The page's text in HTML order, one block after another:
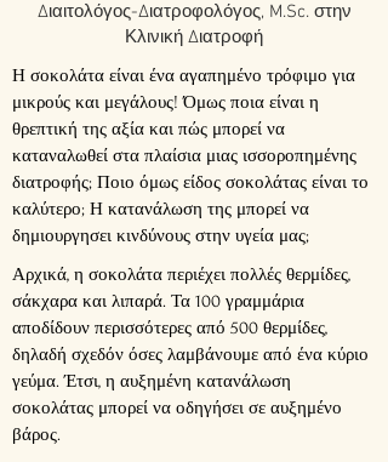
Διαιτολόγος-Διατροφολόγος, M.Sc. στην
Κλινική Διατροφή
Η σοκολάτα είναι ένα αγαπημένο τρόφιμο για
μικρούς και μεγάλους! Όμως ποια είναι η
θρεπτική της αξία και πώς μπορεί να
καταναλωθεί στα πλαίσια μιας ισσοροπημένης
διατροφής; Ποιο όμως είδος σοκολάτας είναι το
καλύτερο; Η κατανάλωση της μπορεί να
δημιουργησει κινδύνους στην υγεία μας;
Αρχικά, η σοκολάτα περιέχει πολλές θερμίδες,
σάκχαρα και λιπαρά. Τα 100 γραμμάρια
αποδίδουν περισσότερες από 500 θερμίδες,
δηλαδή σχεδόν όσες λαμβάνουμε από ένα κύριο
γεύμα. Έτσι, η αυξημένη κατανάλωση
σοκολάτας μπορεί να οδηγήσει σε αυξημένο
βάρος.